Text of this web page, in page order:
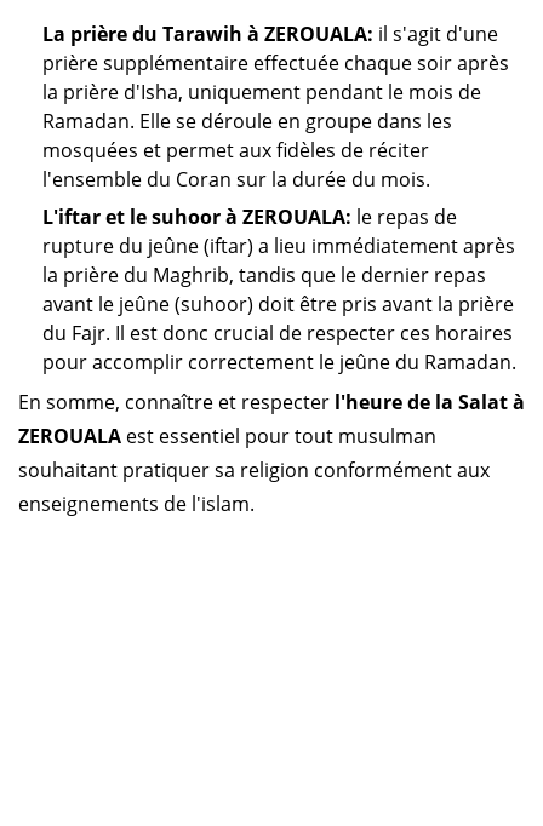
La prière du Tarawih à ZEROUALA: il s'agit d'une
prière supplémentaire effectuée chaque soir après
la prière d'Isha, uniquement pendant le mois de
Ramadan. Elle se déroule en groupe dans les
mosquées et permet aux fidèles de réciter
l'ensemble du Coran sur la durée du mois.
L'iftar et le suhoor à ZEROUALA: le repas de
rupture du jeûne (iftar) a lieu immédiatement après
la prière du Maghrib, tandis que le dernier repas
avant le jeûne (suhoor) doit être pris avant la prière
du Fajr. Il est donc crucial de respecter ces horaires
pour accomplir correctement le jeûne du Ramadan.
En somme, connaître et respecter l'heure de la Salat à
ZEROUALA est essentiel pour tout musulman
souhaitant pratiquer sa religion conformément aux
enseignements de l'islam.